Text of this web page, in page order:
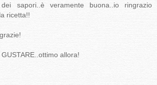
sapori..è veramente buona..io ringrazio
ricetta!!
allora!